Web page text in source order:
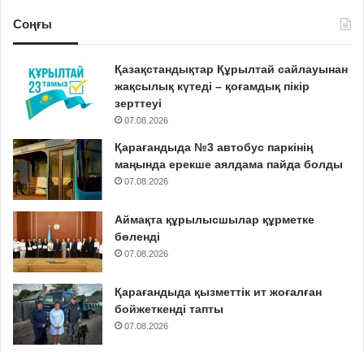
Соңғы
Қазақстандықтар Құрылтай сайлауынан
жақсылық күтеді – қоғамдық пікір
зерттеуі
07.08.2026
Қарағандыда №3 автобус паркінің
маңында ерекше аялдама пайда болды
07.08.2026
Аймақта құрылысшылар құрметке
бөленді
07.08.2026
Қарағандыда қызметтік ит жоғалған
бойжеткенді тапты
07.08.2026